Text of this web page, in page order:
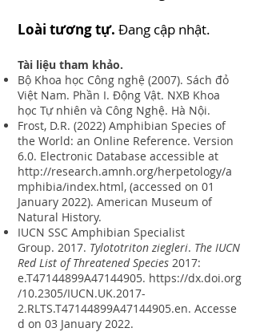
Loài tương tự. Đang cập nhật.
Tài liệu tham khảo.
Bộ Khoa học Công nghệ (2007). Sách đỏ
Việt Nam. Phần I. Động Vật. NXB Khoa
học Tự nhiên và Công Nghệ. Hà Nội.
Frost, D.R. (2022) Amphibian Species of
the World: an Online Reference. Version
6.0. Electronic Database accessible at
http://research.amnh.org/herpetology/a
mphibia/index.html, (accessed on 01
January 2022). American Museum of
Natural History.
IUCN SSC Amphibian Specialist
Group. 2017. Tylototriton ziegleri. The IUCN
Red List of Threatened Species 2017:
e.T47144899A47144905. https://dx.doi.org
/10.2305/IUCN.UK.2017-
2.RLTS.T47144899A47144905.en. Accesse
d on 03 January 2022.